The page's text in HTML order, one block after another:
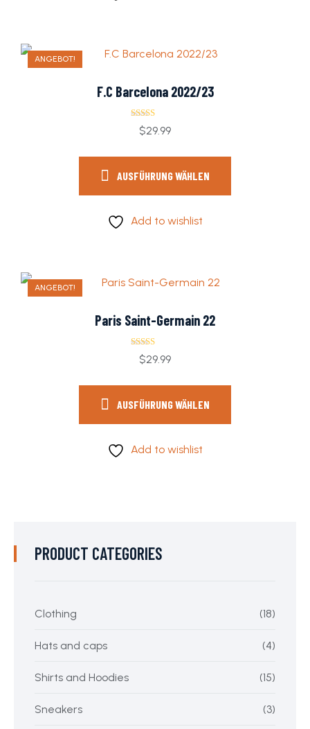
ANGEBOT!
F.C Barcelona 2022/23
Bewertet
mit
$29.99
AUSFÜHRUNG WÄHLEN
Add to wishlist
ANGEBOT!
Paris Saint-Germain 22
Bewertet mit
5.00
$29.99
AUSFÜHRUNG WÄHLEN
Add to wishlist
PRODUCT CATEGORIES
Clothing (18)
Hats and caps (4)
Shirts and Hoodies (15)
Sneakers (3)